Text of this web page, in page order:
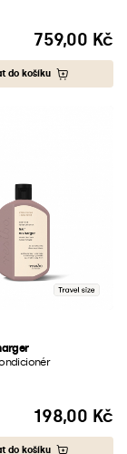
Cena
759,00 Kč
do košíku
Cena
198,00 Kč
do košíku